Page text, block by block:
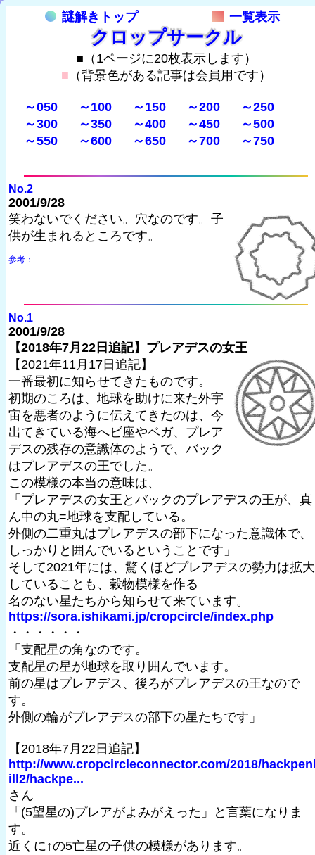
謎解きトップ 一覧表示
クロップサークル
■（1ページに20枚表示します）
■ （背景色がある記事は会員用です）
～050 ～100 ～150 ～200
～250
～300
～350 ～400 ～450
～500
～550
～600 ～650 ～700 ～750
No.2
2001/9/28
笑わないでください。穴なのです。子
供が生まれるところです。
参考：
No.1
2001/9/28
【2018年7月22日追記】プレアデスの女王
【2021年11月17日追記】
一番最初に知らせてきたものです。
初期のころは、地球を助けに来た外宇
宙を悪者のように伝えてきたのは、今
出てきている海へビ座やベガ、プレア
デスの残存の意識体のようで、バック
はプレアデスの王でした。
この模様の本当の意味は、
「プレアデスの女王とバックのプレアデスの王が、真
ん中の丸=地球を支配している。
外側の二重丸はプレアデスの部下になった意識体で、
しっかりと囲んでいるということです」
そして2021年には、驚くほどプレアデスの勢力は拡大
していることも、穀物模様を作る
名のない星たちから知らせて来ています。
https://sora.ishikami.jp/cropcircle/index.php
・・・・・・
「支配星の角なのです。
支配星の星が地球を取り囲んでいます。
前の星はプレアデス、後ろがプレアデスの王なので
す。
外側の輪がプレアデスの部下の星たちです」
【2018年7月22日追記】
http://www.cropcircleconnector.com/2018/
ill2/hackpe...
さん
「(5望星の)プレアがよみがえった」と言葉になりま
す。
近くに↑の5亡星の子供の模様があります。